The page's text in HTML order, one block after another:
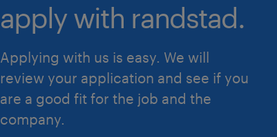
apply with randstad.
Applying with us is easy. We will
review your application and see if you
are a good fit for the job and the
company.